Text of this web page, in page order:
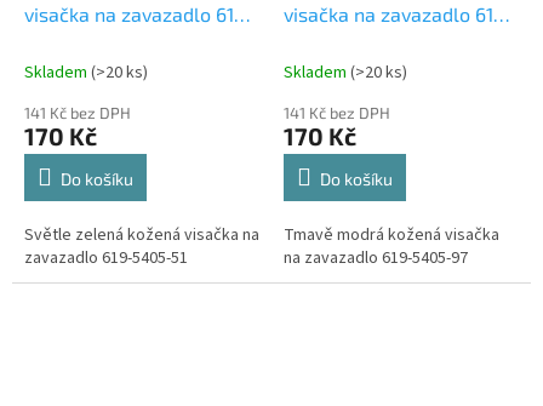
visačka na zavazadlo 619-
Skladem (>20 ks)
141 Kč bez DPH
170 Kč
Do košíku
Světle zelená kožená visačka na
zavazadlo 619-5405-51
visačka na zavazadlo 619-
Skladem (>20 ks)
141 Kč bez DPH
170 Kč
Do košíku
Tmavě modrá kožená visačka
na zavazadlo 619-5405-97